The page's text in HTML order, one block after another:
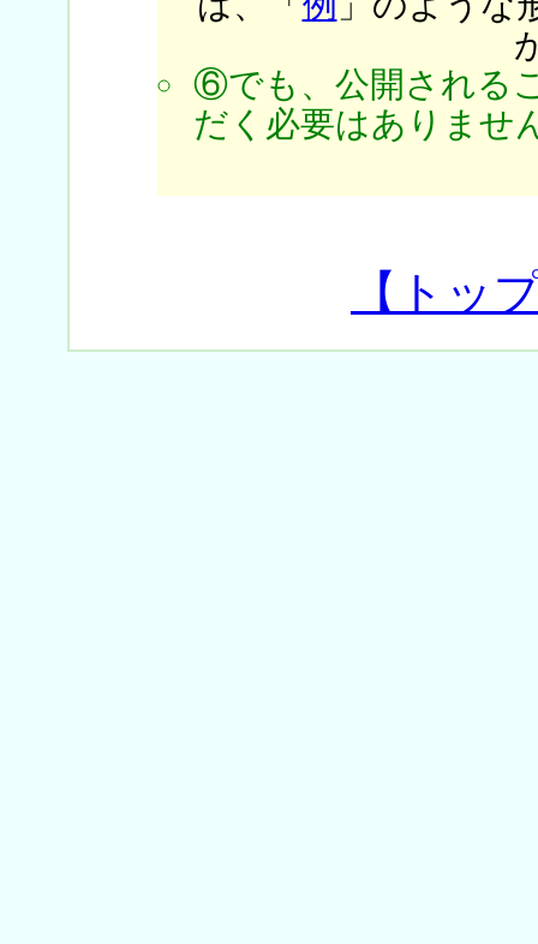
⑥でも、公開される
だく必要はありませ
【トッ